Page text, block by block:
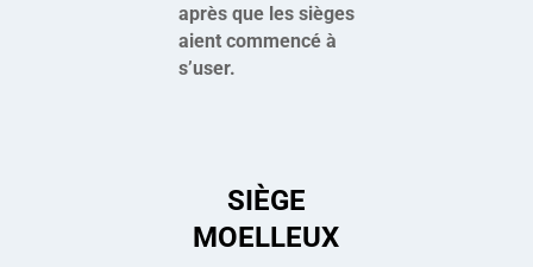
après que les sièges
aient commencé à
s’user.
SIÈGE
MOELLEUX